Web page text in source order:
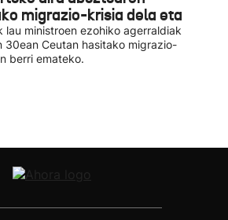
migrazio-krisia dela eta
lau ministroen ezohiko agerraldiak
30ean Ceutan hasitako migrazio-
berri emateko.